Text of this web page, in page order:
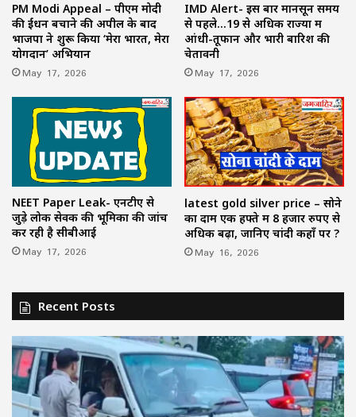
PM Modi Appeal – पीएम मोदी
की ईंधन बचाने की अपील के बाद
भाजपा ने शुरू किया ‘मेरा भारत, मेरा
योगदान’ अभियान
May 17, 2026
IMD Alert- इस बार मानसून समय
से पहले…19 से अधिक राज्यों में
आंधी-तूफान और भारी बारिश की
चेतावनी
May 17, 2026
NEET Paper Leak- एनटीए से
जुड़े लोक सेवक की भूमिका की जांच
कर रही है सीबीआई
May 17, 2026
latest gold silver price – सोने
का दाम एक हफ्ते में 8 हजार रुपए से
अधिक बढ़ा, जानिए चांदी कहाँ पर ?
May 16, 2026
Recent Posts